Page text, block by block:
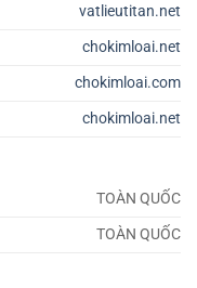
vatlieutitan.net
chokimloai.net
chokimloai.com
chokimloai.net
TOÀN QUỐC
TOÀN QUỐC